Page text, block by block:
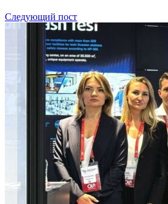
Следующий пост